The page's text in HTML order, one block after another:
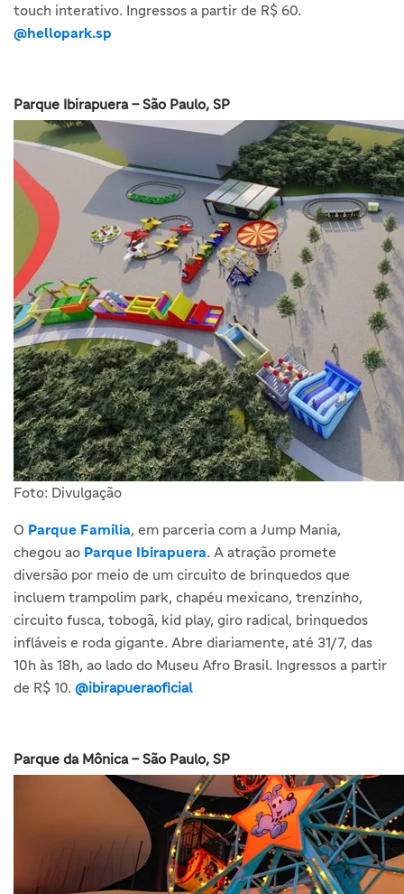
touch interativo. Ingressos a partir de R$ 60.
@hellopark.sp
Parque Ibirapuera – São Paulo, SP
Foto: Divulgação
O Parque Família, em parceria com a Jump Mania,
chegou ao Parque Ibirapuera. A atração promete
diversão por meio de um circuito de brinquedos que
incluem trampolim park, chapéu mexicano, trenzinho,
circuito fusca, tobogã, kid play, giro radical, brinquedos
infláveis e roda gigante. Abre diariamente, até 31/7, das
10h às 18h, ao lado do Museu Afro Brasil. Ingressos a partir
de R$ 10. @ibirapueraoficial
Parque da Mônica – São Paulo, SP